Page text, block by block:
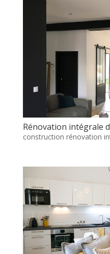
Rénovation intégrale
construction rénovation